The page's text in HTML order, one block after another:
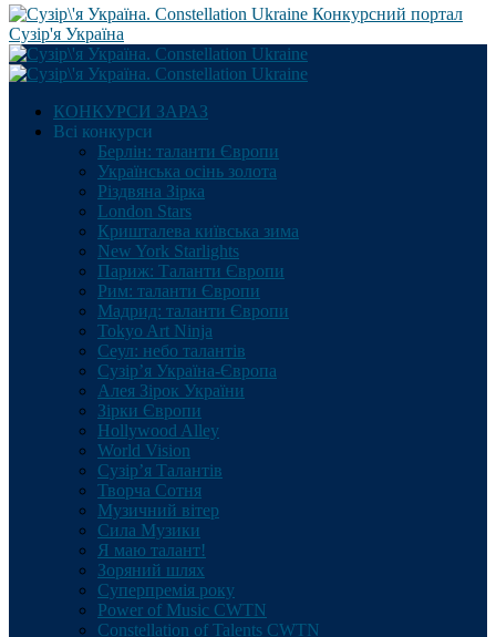
Конкурсний портал
Сузір'я Україна
КОНКУРСИ ЗАРАЗ
Всі конкурси
Берлін: таланти Європи
Українська осінь золота
Різдвяна Зірка
London Stars
Кришталева київська зима
New York Starlights
Париж: Таланти Європи
Рим: таланти Європи
Мадрид: таланти Європи
Tokyo Art Ninja
Сеул: небо талантів
Сузір’я Україна-Європа
Алея Зірок України
Зірки Європи
Hollywood Alley
World Vision
Сузір’я Талантів
Творча Сотня
Музичний вітер
Сила Музики
Я маю талант!
Зоряний шлях
Суперпремія року
Power of Music CWTN
Constellation of Talents CWTN